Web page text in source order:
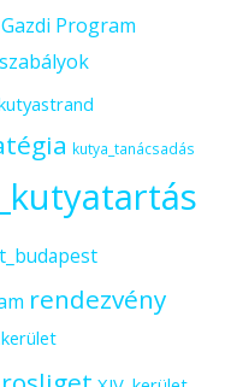
Program
kutya_tanácsadás
rendezvény